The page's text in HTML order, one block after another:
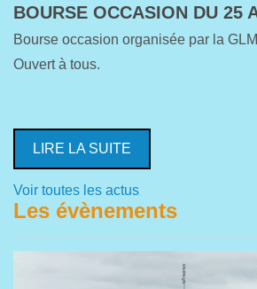
BOURSE OCCASION DU 25
Bourse occasion organisée par la
Ouvert à tous.
LIRE LA SUITE
Voir toutes les actus
Les évènements